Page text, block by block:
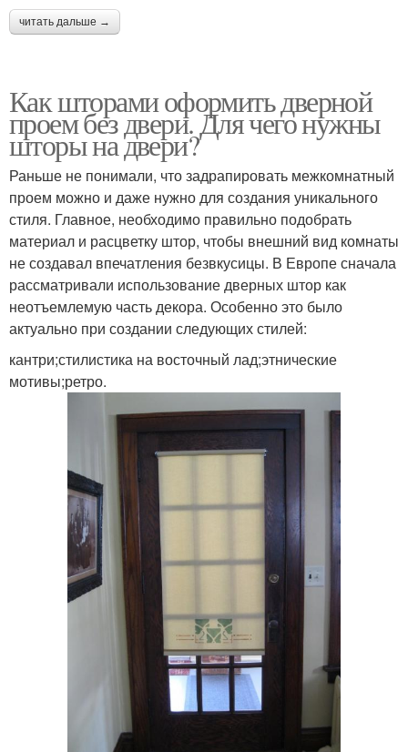
читать дальше →
Как шторами оформить дверной
проем без двери. Для чего нужны
шторы на двери?
Раньше не понимали, что задрапировать межкомнатный
проем можно и даже нужно для создания уникального
стиля. Главное, необходимо правильно подобрать
материал и расцветку штор, чтобы внешний вид комнаты
не создавал впечатления безвкусицы. В Европе сначала
рассматривали использование дверных штор как
неотъемлемую часть декора. Особенно это было
актуально при создании следующих стилей:
кантри;стилистика на восточный лад;этнические
мотивы;ретро.